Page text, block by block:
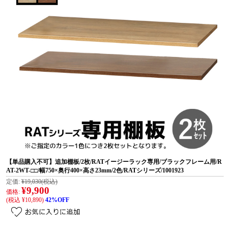
【単品購入不可】追加棚板/2枚/RATイージーラック専用/ブラックフレーム用/R
AT-2WT-□□/幅750×奥行400×高さ23mm/2色/RATシリーズ/1001923
定価: ¥19,030(税込)
価格: ¥9,900
(税込 ¥10,890) 42%OFF